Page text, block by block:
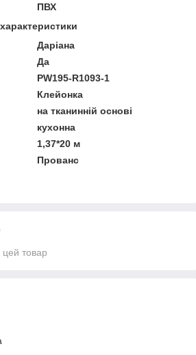
ПВХ
Даріана
Да
PW195-R1093-1
Клейонка
на тканинній основі
кухонна
1,37*20 м
Прованс
цей товар